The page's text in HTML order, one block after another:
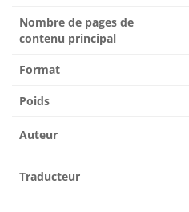
Nombre de pages de
contenu principal
Format
Poids
Auteur
Traducteur